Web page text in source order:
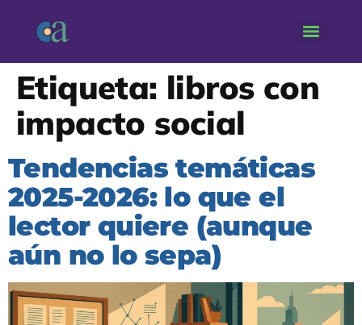
Etiqueta: libros con
impacto social
Tendencias temáticas
2025-2026: lo que el
lector quiere (aunque
aún no lo sepa)